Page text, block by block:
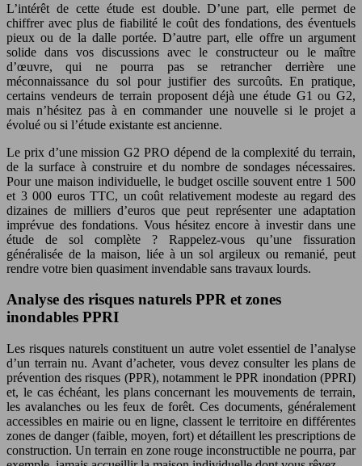
L’intérêt de cette étude est double. D’une part, elle permet de
chiffrer avec plus de fiabilité le coût des fondations, des éventuels
pieux ou de la dalle portée. D’autre part, elle offre un argument
solide dans vos discussions avec le constructeur ou le maître
d’œuvre, qui ne pourra pas se retrancher derrière une
méconnaissance du sol pour justifier des surcoûts. En pratique,
certains vendeurs de terrain proposent déjà une étude G1 ou G2,
mais n’hésitez pas à en commander une nouvelle si le projet a
évolué ou si l’étude existante est ancienne.
Le prix d’une mission G2 PRO dépend de la complexité du terrain,
de la surface à construire et du nombre de sondages nécessaires.
Pour une maison individuelle, le budget oscille souvent entre 1 500
et 3 000 euros TTC, un coût relativement modeste au regard des
dizaines de milliers d’euros que peut représenter une adaptation
imprévue des fondations. Vous hésitez encore à investir dans une
étude de sol complète ? Rappelez-vous qu’une fissuration
généralisée de la maison, liée à un sol argileux ou remanié, peut
rendre votre bien quasiment invendable sans travaux lourds.
Analyse des risques naturels PPR et zones
inondables PPRI
Les risques naturels constituent un autre volet essentiel de l’analyse
d’un terrain nu. Avant d’acheter, vous devez consulter les plans de
prévention des risques (PPR), notamment le PPR inondation (PPRI)
et, le cas échéant, les plans concernant les mouvements de terrain,
les avalanches ou les feux de forêt. Ces documents, généralement
accessibles en mairie ou en ligne, classent le territoire en différentes
zones de danger (faible, moyen, fort) et détaillent les prescriptions de
construction. Un terrain en zone rouge inconstructible ne pourra, par